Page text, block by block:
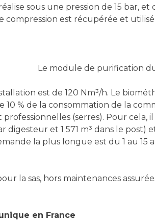
sous une pression de 15 bar,
est récupérée et
Le module de purification
est de 120 Nm³/h. Le
10 % de la consommation de la
(serres). Pour cela,
digesteur et 1 571 m³ dans le
la plus longue est du 1 au
la sas, hors maintenances
en France